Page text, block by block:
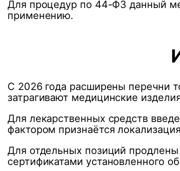
Для процедур по 44-ФЗ данный
применению.
С 2026 года расширены перечни
затрагивают медицинские
Для лекарственных средств
фактором признаётся
Для отдельных позиций
сертификатами установленного